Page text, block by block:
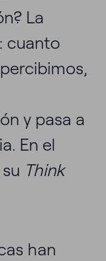
La
cuanto
y pasa a
En el
Think
han